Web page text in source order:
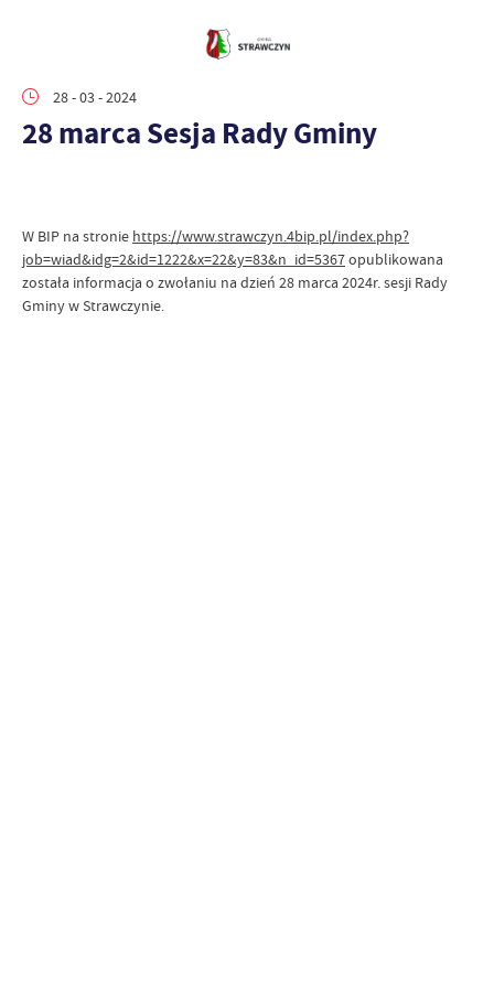
28 - 03 - 2024
28 marca Sesja Rady Gminy
W BIP na stronie https://www.strawczyn.4bip.pl/index.php?
job=wiad&idg=2&id=1222&x=22&y=83&n_id=5367opublikowana
została informacja o zwołaniu na dzień 28 marca 2024r. sesji Rady
Gminy w Strawczynie.